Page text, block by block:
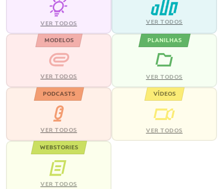
VER TODOS VER TODOS
MODELOS
VER TODOS
PLANILHAS
VER TODOS
PODCASTS
VER TODOS
VÍDEOS
VER TODOS
WEBSTORIES
VER TODOS